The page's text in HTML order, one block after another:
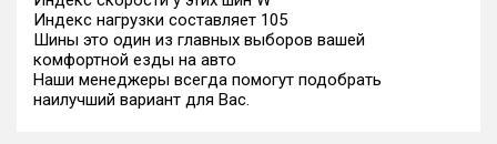
Индекс нагрузки составляет 105
Шины это один из главных выборов вашей
комфортной езды на авто
Наши менеджеры всегда помогут подобрать
наилучший вариант для Вас.